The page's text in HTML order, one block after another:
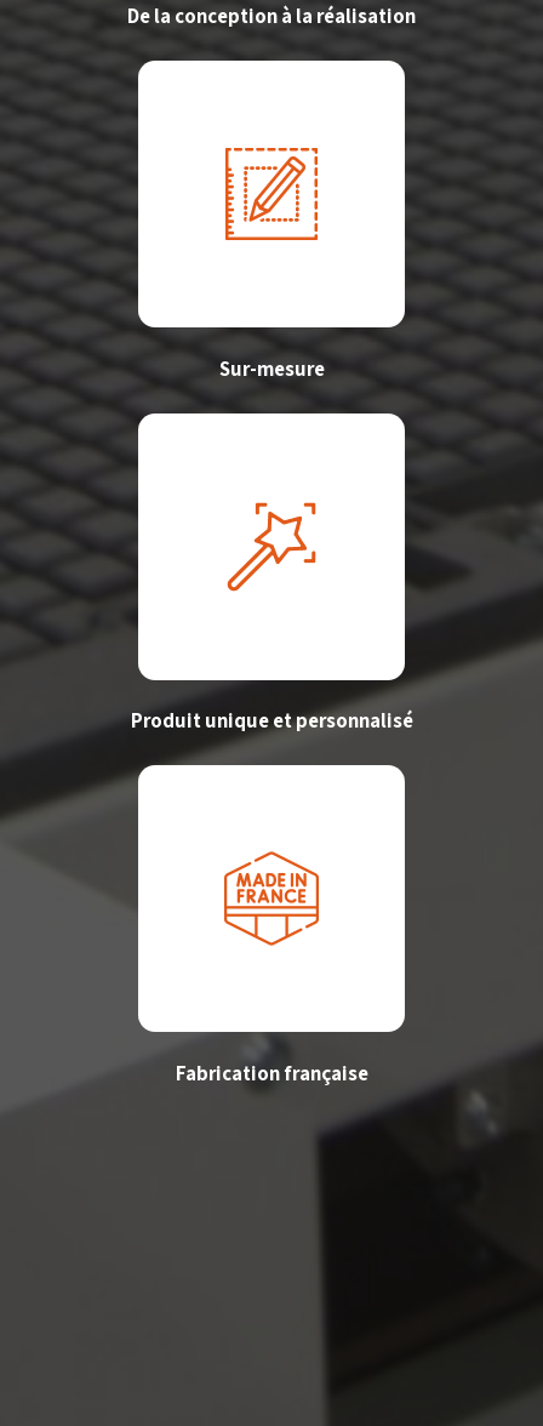
De la conception à la réalisation
Sur-mesure
Produit unique et personnalisé
Fabrication française